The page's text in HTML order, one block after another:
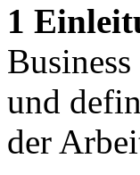
1
und
der